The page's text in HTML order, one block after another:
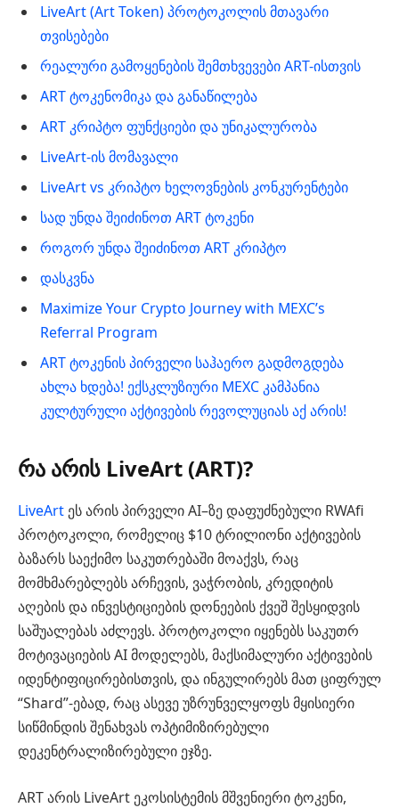
LiveArt (Art Token) პროტოკოლის მთავარი
თვისებები
რეალური გამოყენების შემთხვევები ART-ისთვის
ART ტოკენომიკა და განაწილება
ART კრიპტო ფუნქციები და უნიკალურობა
LiveArt-ის მომავალი
LiveArt vs კრიპტო ხელოვნების კონკურენტები
სად უნდა შეიძინოთ ART ტოკენი
როგორ უნდა შეიძინოთ ART კრიპტო
დასკვნა
Maximize Your Crypto Journey with MEXC’s
Referral Program
ART ტოკენის პირველი საჰაერო გადმოგდება
ახლა ხდება! ექსკლუზიური MEXC კამპანია
კულტურული აქტივების რევოლუციას აქ არის!
რა არის LiveArt (ART)?
LiveArtეს არის პირველი AI–ზე დაფუძნებული RWAfi
პროტოკოლი, რომელიც $10 ტრილიონი აქტივების
ბაზარს საექიმო საკუთრებაში მოაქვს, რაც
მომხმარებლებს არჩევის, ვაჭრობის, კრედიტის
აღების და ინვესტიციების დონეების ქვეშ შესყიდვის
საშუალებას აძლევს. პროტოკოლი იყენებს საკუთრ
მოტივაციების AI მოდელებს, მაქსიმალური აქტივების
იდენტიფიცირებისთვის, და ინგულირებს მათ ციფრულ
“Shard”-ებად, რაც ასევე უზრუნველყოფს მყისიერი
სიწმინდის შენახვას ოპტიმიზირებული
დეკენტრალიზირებული ეჯზე.
ART არის LiveArt ეკოსისტემის მშვენიერი ტოკენი,